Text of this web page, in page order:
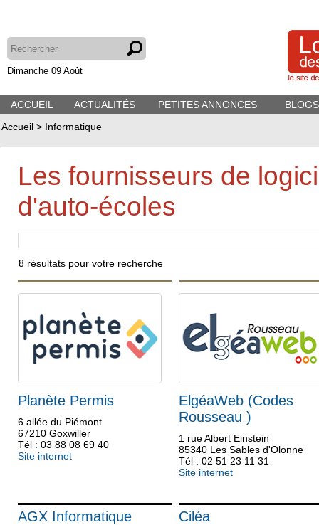
Dimanche 09 Août
ACCUEIL ACTUALITÉS PETITES ANNONCES
Accueil > Informatique
Les fournisseurs de
d'auto-écoles
8 résultats pour votre recherche
Planète Permis
6 allée du Piémont
67210 Goxwiller
Tél : 03 88 08 69 40
Site internet
ElgéaWeb (Codes
Rousseau )
1 rue Albert Einstein
85340 Les Sables d'Olonne
Tél : 02 51 23 11 31
Site internet
AGX Informatique Ciléa